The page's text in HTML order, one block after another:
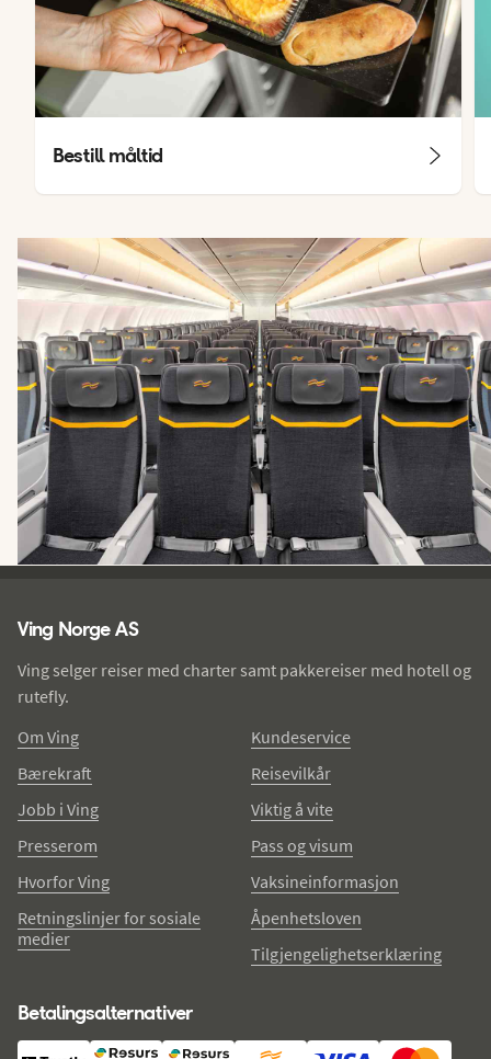
Bestill måltid
Ving Norge AS
Ving selger reiser med charter samt pakkereiser med hotell og
rutefly.
Om Ving
Bærekraft
Jobb i Ving
Presserom
Hvorfor Ving
Retningslinjer for sosiale
medier
Kundeservice
Reisevilkår
Viktig å vite
Pass og visum
Vaksineinformasjon
Åpenhetsloven
Tilgjengelighetserklæring
Betalingsalternativer